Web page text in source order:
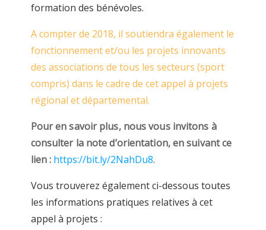
formation des bénévoles.
A compter de 2018, il soutiendra également le
fonctionnement et/ou les projets innovants
des associations de tous les secteurs (sport
compris) dans le cadre de cet appel à projets
régional et départemental.
Pour en savoir plus, nous vous invitons à
consulter la note d’orientation, en suivant ce
lien : https://bit.ly/2NahDu8.
Vous trouverez également ci-dessous toutes
les informations pratiques relatives à cet
appel à projets :